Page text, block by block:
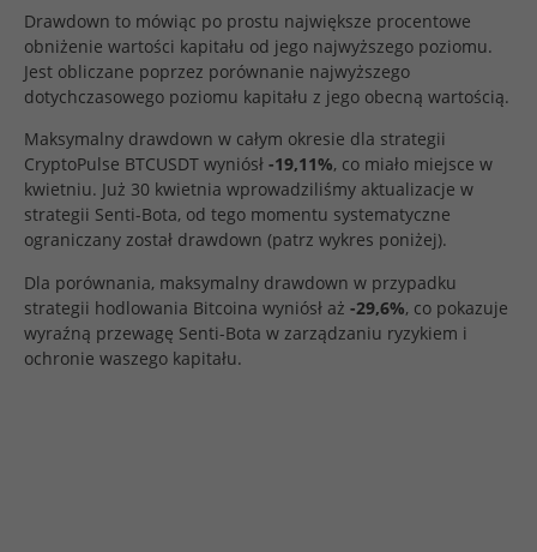
Drawdown to mówiąc po prostu największe procentowe
obniżenie wartości kapitału od jego najwyższego poziomu.
Jest obliczane poprzez porównanie najwyższego
dotychczasowego poziomu kapitału z jego obecną wartością.
Maksymalny drawdown w całym okresie dla strategii
CryptoPulse BTCUSDT wyniósł -19,11%, co miało miejsce w
kwietniu. Już 30 kwietnia wprowadziliśmy aktualizacje w
strategii Senti-Bota, od tego momentu systematyczne
ograniczany został drawdown (patrz wykres poniżej).
Dla porównania, maksymalny drawdown w przypadku
strategii hodlowania Bitcoina wyniósł aż -29,6%, co pokazuje
wyraźną przewagę Senti-Bota w zarządzaniu ryzykiem i
ochronie waszego kapitału.